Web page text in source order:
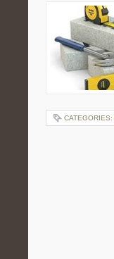
CATEGORIES: